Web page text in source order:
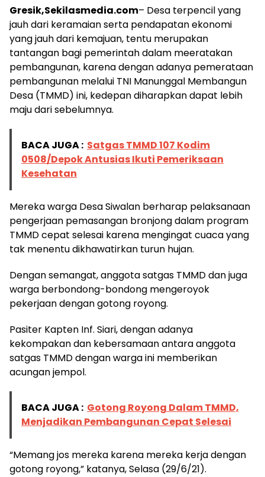
Gresik,Sekilasmedia.com– Desa terpencil yang
jauh dari keramaian serta pendapatan ekonomi
yang jauh dari kemajuan, tentu merupakan
tantangan bagi pemerintah dalam meeratakan
pembangunan, karena dengan adanya pemerataan
pembangunan melalui TNI Manunggal Membangun
Desa (TMMD) ini, kedepan diharapkan dapat lebih
maju dari sebelumnya.
BACA JUGA : Satgas TMMD 107 Kodim
0508/Depok Antusias Ikuti Pemeriksaan
Kesehatan
Mereka warga Desa Siwalan berharap pelaksanaan
pengerjaan pemasangan bronjong dalam program
TMMD cepat selesai karena mengingat cuaca yang
tak menentu dikhawatirkan turun hujan.
Dengan semangat, anggota satgas TMMD dan juga
warga berbondong-bondong mengeroyok
pekerjaan dengan gotong royong.
Pasiter Kapten Inf. Siari, dengan adanya
kekompakan dan kebersamaan antara anggota
satgas TMMD dengan warga ini memberikan
acungan jempol.
BACA JUGA : Gotong Royong Dalam TMMD,
Menjadikan Pembangunan Cepat Selesai
“Memang jos mereka karena mereka kerja dengan
gotong royong,” katanya, Selasa (29/6/21).